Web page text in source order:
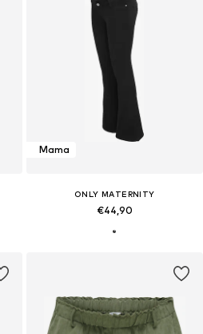
Mama
ONLY MATERNITY
€44,90